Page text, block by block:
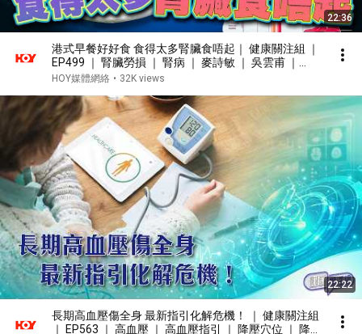
22:36
港式早餐好好食 食得太多腎臟食唔起｜ 健康關注組 ｜
EP499 ｜ 腎臟勞損 ｜ 腎病 ｜ 麥詩敏 ｜ 吳雲甫 ｜
HOY TV 77台
HOY媒體網絡 • 32K views
22:22
長期高血壓傷全身 最新指引化解危機！ ｜ 健康關注組
｜ EP563 ｜ 高血壓 ｜ 高血壓指引 ｜ 降壓穴位 ｜ 降壓